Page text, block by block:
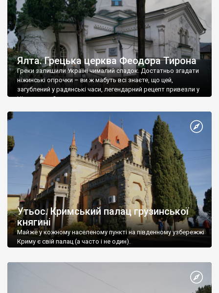
Ялта. Грецька церква Феодора Тирона
Греки залишили Україні чималий спадок. Достатньо згадати
ніжинські огірочки – ви ж мабуть всі знаєте, що цей,
загублений у радянські часи, легендарний рецепт привезли у
Ніжин греки?
Утьос. Кримський палац грузинської
княгині
Майже у кожному населеному пункті на південному узбережжі
Криму є свій палац (а часто і не один).